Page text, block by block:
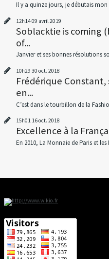
Il y a quinze jours, je débutais mon
12h1409 avril 2019
Soblacktie is coming
of...
Janvier et ses bonnes résolutions
10h29 30 oct. 2018
Frédérique Constant,
en...
C’est dans le tourbillon de la
15h01 16oct. 2018
Excellence à la
En 2010, La Monnaie de Paris et les